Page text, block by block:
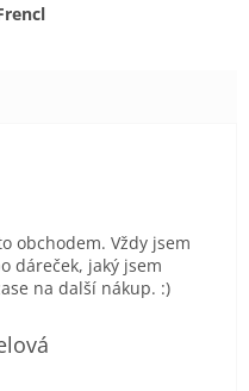
je 5 z 5 hvězdiček.
obchodem. Vždy jsem
dáreček, jaký jsem
na další nákup. :)
je 5 z 5 hvězdiček.